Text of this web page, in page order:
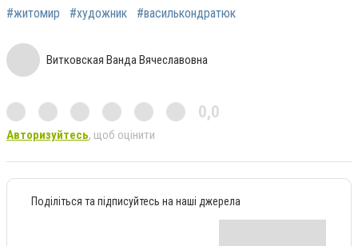
#житомир #художник #василькондратюк
Витковская Ванда Вячеславовна
0,0
Авторизуйтесь, щоб оцінити
Поділіться та підписуйтесь на наші джерела